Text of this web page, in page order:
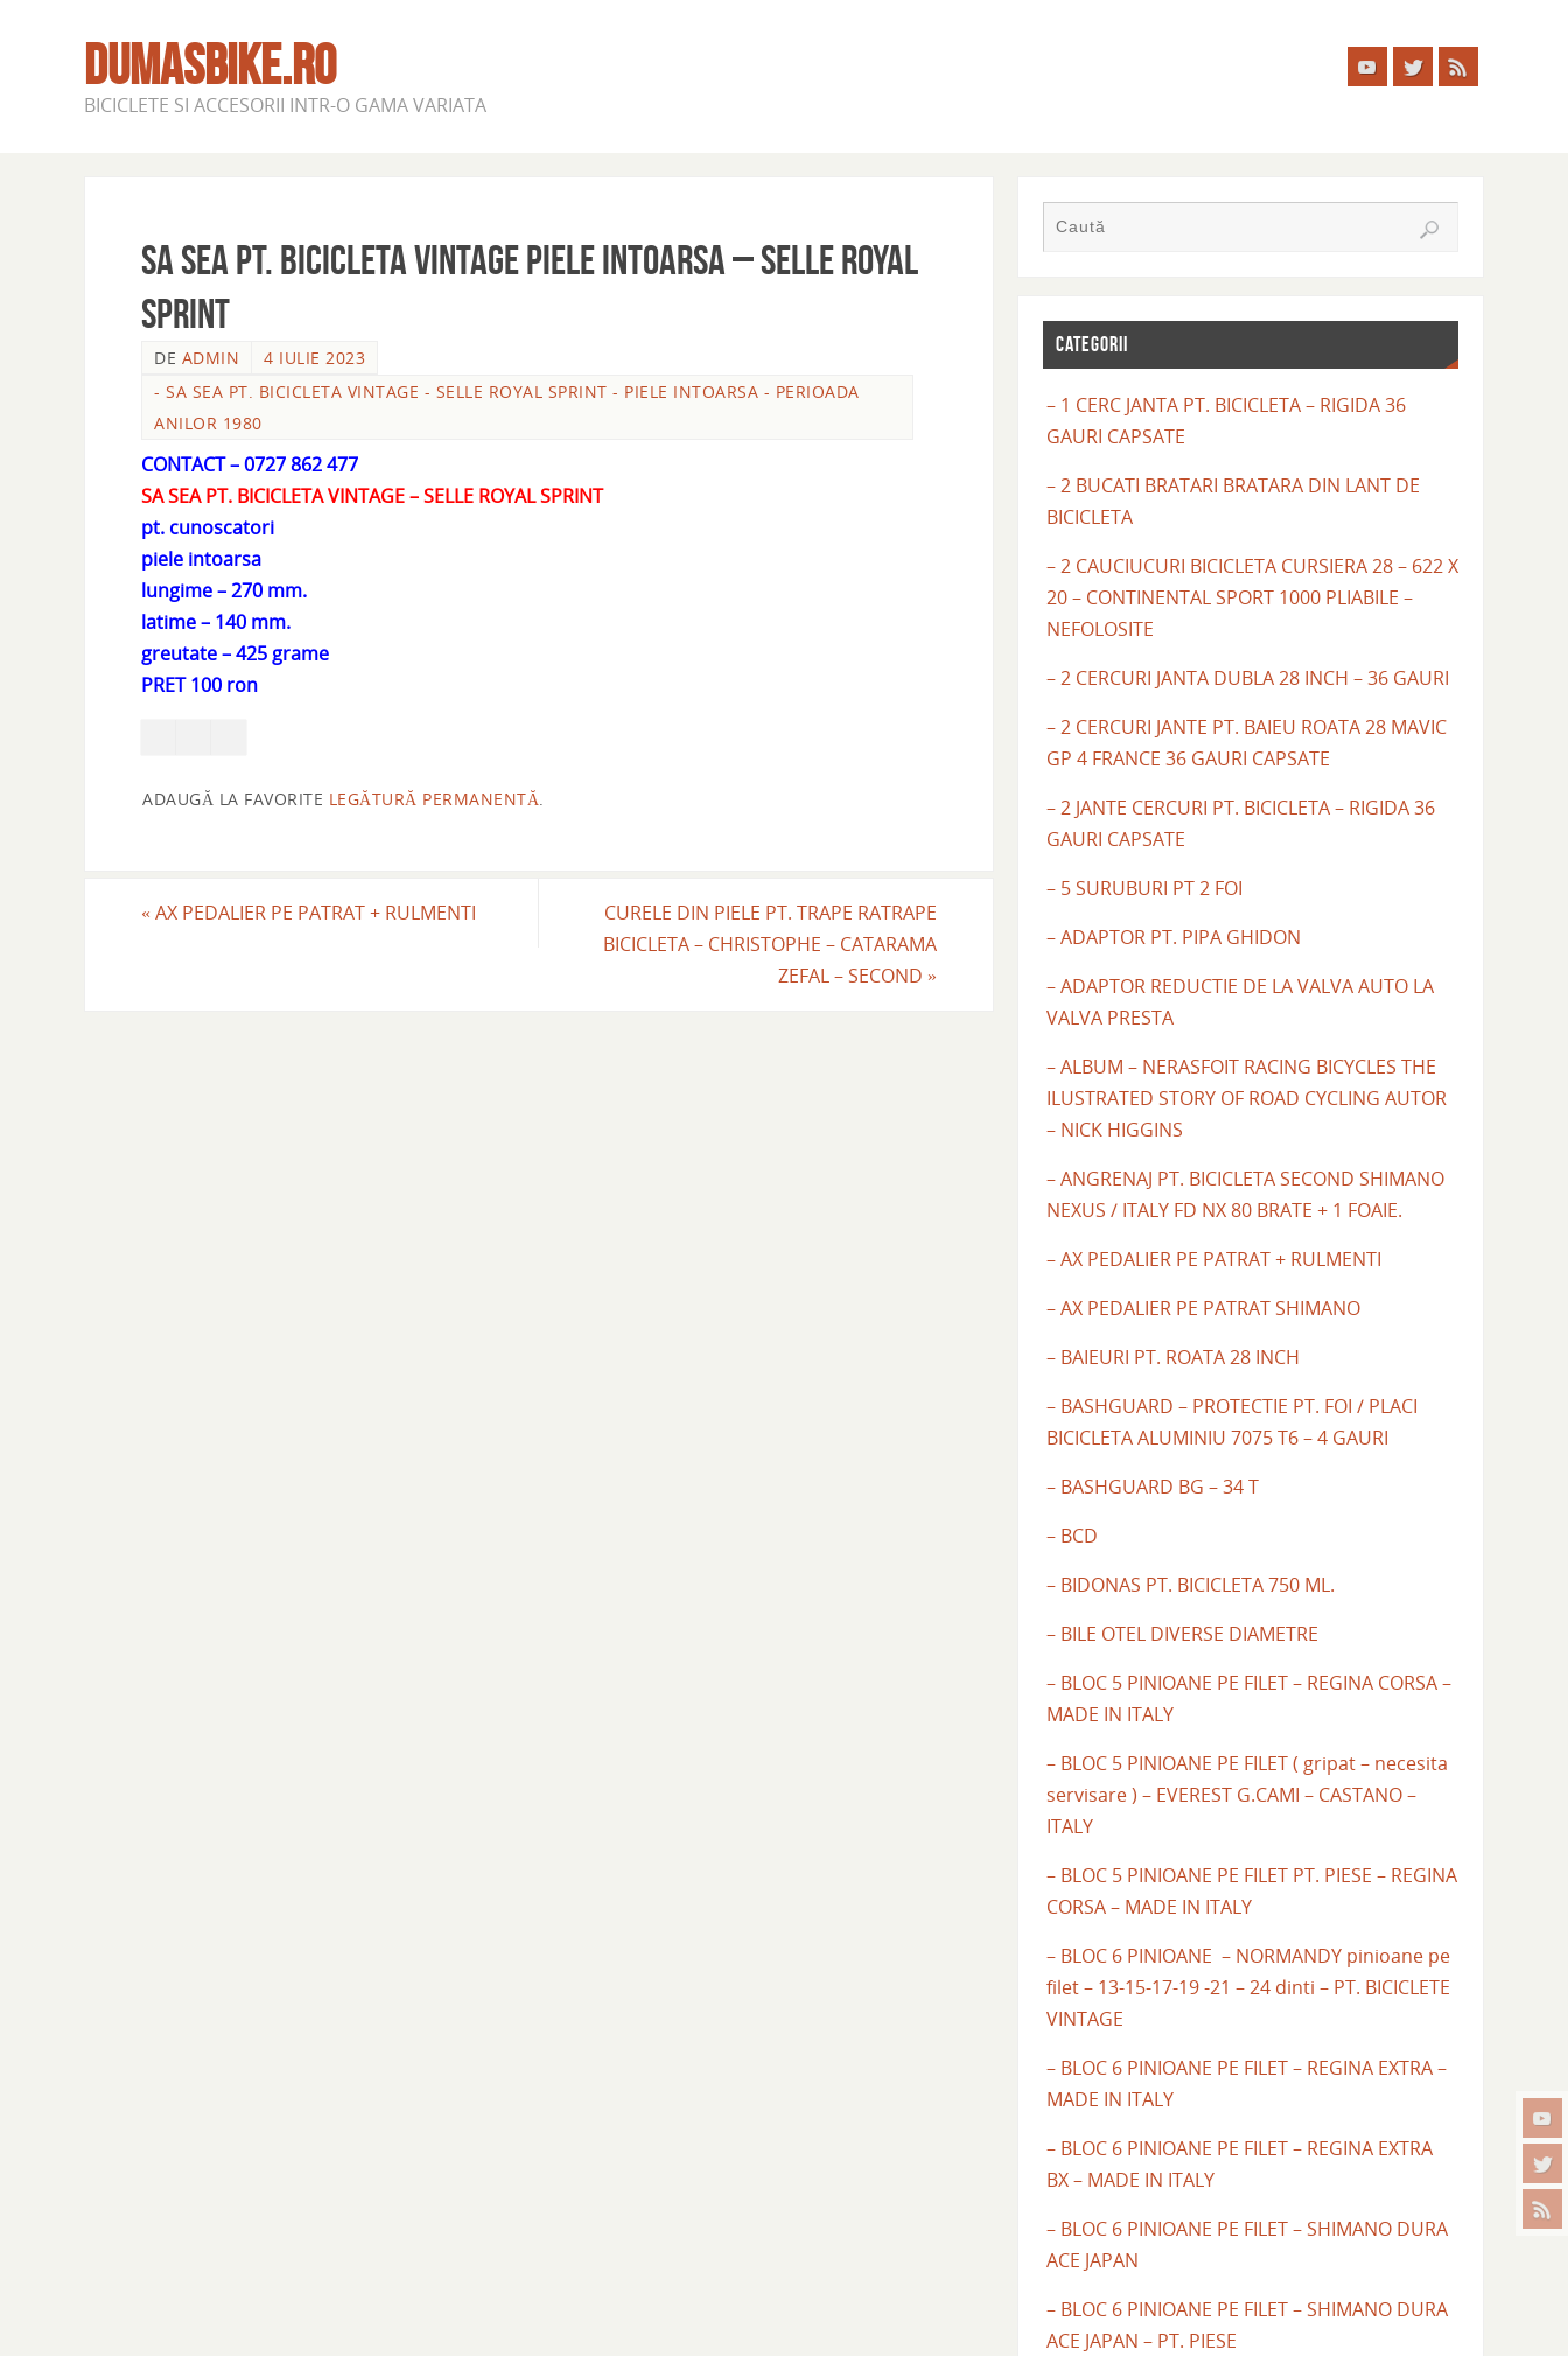
DUMASBIKE.RO
BICICLETE SI ACCESORII INTR-O GAMA VARIATA
SA SEA PT. BICICLETA VINTAGE PIELE INTOARSA – SELLE ROYAL
SPRINT
DE ADMIN
4 IULIE 2023
- SA SEA PT. BICICLETA VINTAGE - SELLE ROYAL SPRINT - PIELE INTOARSA - PERIOADA
ANILOR 1980
CONTACT – 0727 862 477
SA SEA PT. BICICLETA VINTAGE – SELLE ROYAL SPRINT
pt. cunoscatori
piele intoarsa
lungime – 270 mm.
latime – 140 mm.
greutate – 425 grame
PRET 100 ron
ADAUGĂ LA FAVORITE LEGĂTURĂ PERMANENTĂ.
« AX PEDALIER PE PATRAT + RULMENTI
CURELE DIN PIELE PT. TRAPE RATRAPE
BICICLETA – CHRISTOPHE – CATARAMA
ZEFAL – SECOND »
CATEGORII
– 1 CERC JANTA PT. BICICLETA – RIGIDA 36
GAURI CAPSATE
– 2 BUCATI BRATARI BRATARA DIN LANT DE
BICICLETA
– 2 CAUCIUCURI BICICLETA CURSIERA 28 – 622 X
20 – CONTINENTAL SPORT 1000 PLIABILE –
NEFOLOSITE
– 2 CERCURI JANTA DUBLA 28 INCH – 36 GAURI
– 2 CERCURI JANTE PT. BAIEU ROATA 28 MAVIC
GP 4 FRANCE 36 GAURI CAPSATE
– 2 JANTE CERCURI PT. BICICLETA – RIGIDA 36
GAURI CAPSATE
– 5 SURUBURI PT 2 FOI
– ADAPTOR PT. PIPA GHIDON
– ADAPTOR REDUCTIE DE LA VALVA AUTO LA
VALVA PRESTA
– ALBUM – NERASFOIT RACING BICYCLES THE
ILUSTRATED STORY OF ROAD CYCLING AUTOR
– NICK HIGGINS
– ANGRENAJ PT. BICICLETA SECOND SHIMANO
NEXUS / ITALY FD NX 80 BRATE + 1 FOAIE.
– AX PEDALIER PE PATRAT + RULMENTI
– AX PEDALIER PE PATRAT SHIMANO
– BAIEURI PT. ROATA 28 INCH
– BASHGUARD – PROTECTIE PT. FOI / PLACI
BICICLETA ALUMINIU 7075 T6 – 4 GAURI
– BASHGUARD BG – 34 T
– BCD
– BIDONAS PT. BICICLETA 750 ML.
– BILE OTEL DIVERSE DIAMETRE
– BLOC 5 PINIOANE PE FILET – REGINA CORSA –
MADE IN ITALY
– BLOC 5 PINIOANE PE FILET ( gripat – necesita
servisare ) – EVEREST G.CAMI – CASTANO –
ITALY
– BLOC 5 PINIOANE PE FILET PT. PIESE – REGINA
CORSA – MADE IN ITALY
– BLOC 6 PINIOANE – NORMANDY pinioane pe
filet – 13-15-17-19 -21 – 24 dinti – PT. BICICLETE
VINTAGE
– BLOC 6 PINIOANE PE FILET – REGINA EXTRA –
MADE IN ITALY
– BLOC 6 PINIOANE PE FILET – REGINA EXTRA
BX – MADE IN ITALY
– BLOC 6 PINIOANE PE FILET – SHIMANO DURA
ACE JAPAN
– BLOC 6 PINIOANE PE FILET – SHIMANO DURA
ACE JAPAN – PT. PIESE